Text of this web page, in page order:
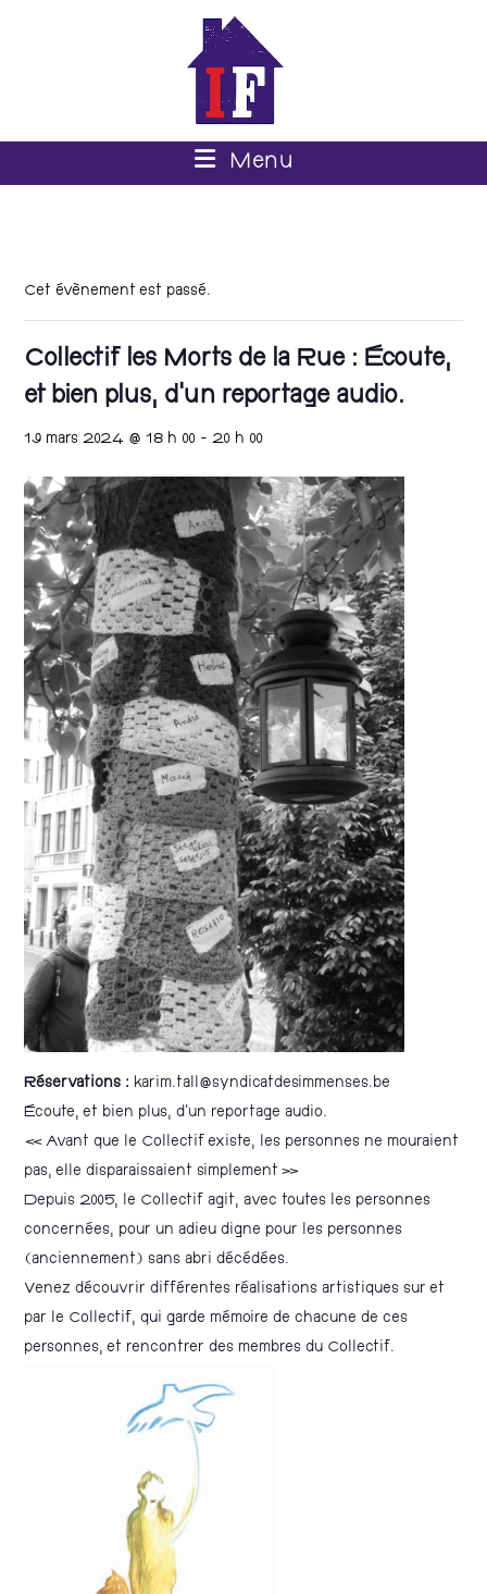
Menu
Cet évènement est passé.
Collectif les Morts de la Rue : Écoute,
et bien plus, d’un reportage audio.
19 mars 2024 @ 18 h 00 -20 h 00
Réservations : karim.tall@syndicatdesimmenses.be
Écoute, et bien plus, d’un reportage audio.
« Avant que le Collectif existe, les personnes ne mouraient
pas, elle disparaissaient simplement »
Depuis 2005, le Collectif agit, avec toutes les personnes
concernées, pour un adieu digne pour les personnes
(anciennement) sans abri décédées.
Venez découvrir différentes réalisations artistiques sur et
par le Collectif, qui garde mémoire de chacune de ces
personnes, et rencontrer des membres du Collectif.